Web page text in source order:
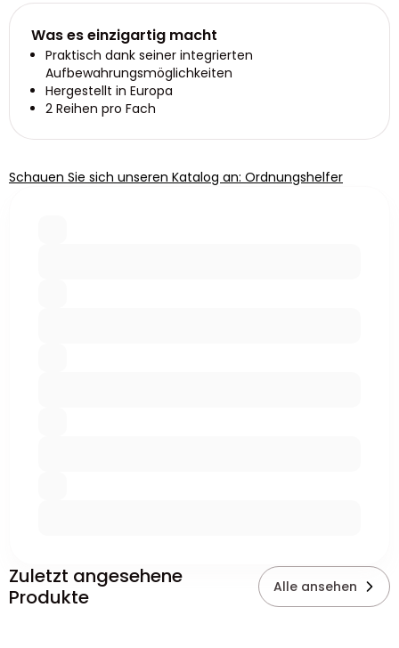
Was es einzigartig macht
Praktisch dank seiner integrierten
Aufbewahrungsmöglichkeiten
Hergestellt in Europa
2 Reihen pro Fach
Schauen Sie sich unseren Katalog an: Ordnungshelfer
Zuletzt angesehene
Produkte
Alle ansehen